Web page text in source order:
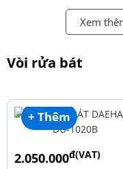
Xem
Vòi rửa bát
+ Thêm
2.050.000đ(VAT)